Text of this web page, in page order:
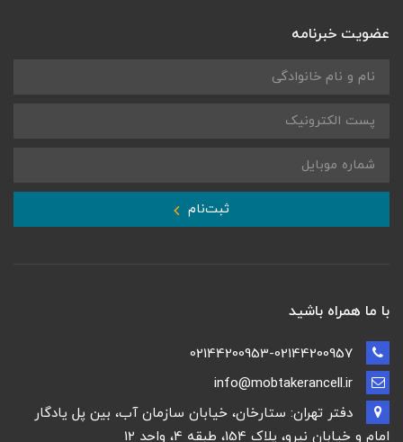
عضویت خبرنامه
ثبت‌نام
با ما همراه باشید
دفتر تهران: ستارخان، خیابان سازمان آب، بین پل یادگار
امام و خیابان نیرو، پلاک 154، طبقه 4، واحد 12